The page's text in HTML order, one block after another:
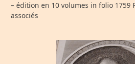
– édition en 10 volumes in folio 1759
associés